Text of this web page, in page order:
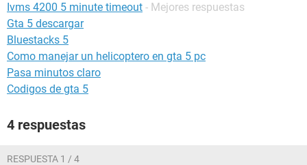
Ivms 4200 5 minute timeout - Mejores respuestas
Gta 5 descargar
Bluestacks 5
Como manejar un helicoptero en gta 5 pc
Pasa minutos claro
Codigos de gta 5
4 respuestas
RESPUESTA 1 / 4